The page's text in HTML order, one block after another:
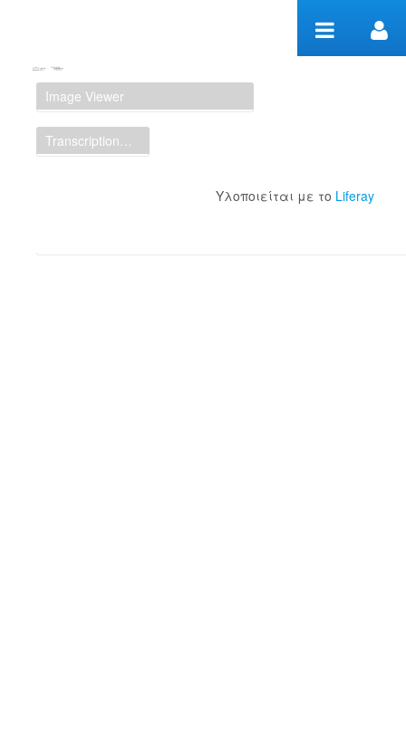
Manuscript Workspace
Image Viewer
Transcription Display
Υλοποιείται με το Liferay